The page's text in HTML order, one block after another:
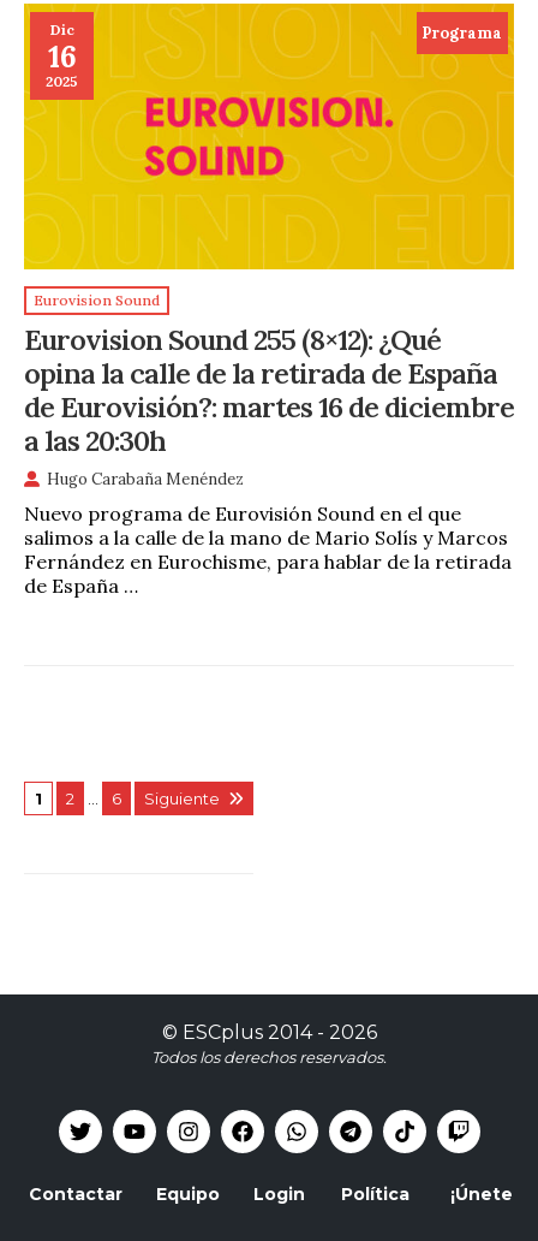
Dic
16
2025
Programa
Eurovision Sound
Eurovision Sound 255 (8×12): ¿Qué
opina la calle de la retirada de España
de Eurovisión?: martes 16 de diciembre
a las 20:30h
Hugo Carabaña Menéndez
Nuevo programa de Eurovisión Sound en el que
salimos a la calle de la mano de Mario Solís y Marcos
Fernández en Eurochisme, para hablar de la retirada
de España …
1 2 … 6 Siguiente
© ESCplus2014 - 2026
Todos los derechos reservados.
Contactar Equipo Login Política ¡Únete